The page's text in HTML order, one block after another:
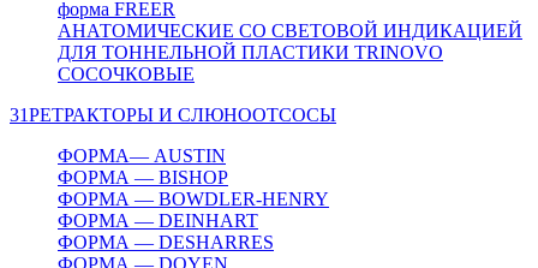
форма FREER
АНАТОМИЧЕСКИЕ СО СВЕТОВОЙ ИНДИКАЦИЕЙ
ДЛЯ ТОННЕЛЬНОЙ ПЛАСТИКИ TRINOVO
СОСОЧКОВЫЕ
31РЕТРАКТОРЫ И СЛЮНООТСОСЫ
ФОРМА— AUSTIN
ФОРМА — BISHOP
ФОРМА — BOWDLER-HENRY
ФОРМА — DEINHART
ФОРМА — DESHARRES
ФОРМА — DOYEN